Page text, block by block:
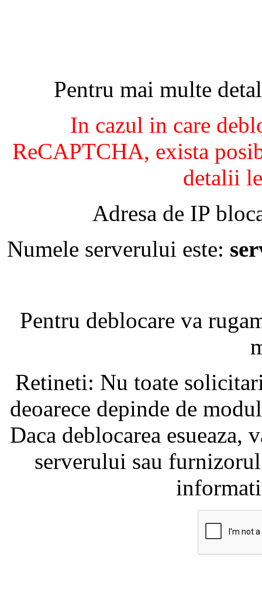
Pentru mai multe
In cazul in care
ReCAPTCHA, exista
detalii
Adresa de IP
Numele serverului este:
Pentru deblocare va
Retineti: Nu toate
deoarece depinde de
Daca deblocarea
serverului sau